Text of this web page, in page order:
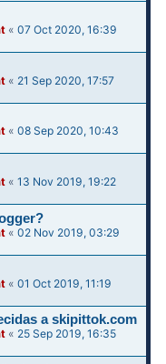
«07 Oct 2020, 16:39
« 21 Sep 2020, 17:57
«08 Sep 2020, 10:43
«13 Nov 2019, 19:22
«02 Nov 2019, 03:29
«01 Oct 2019, 11:19
a skipittok.com
« 25 Sep 2019, 16:35